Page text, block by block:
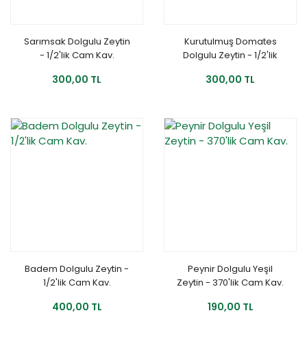
Sarımsak Dolgulu Zeytin
- 1/2'lik Cam Kav.
300,00 TL
Kurutulmuş Domates
Dolgulu Zeytin - 1/2'lik
300,00 TL
Badem Dolgulu Zeytin -
1/2'lik Cam Kav.
400,00 TL
Peynir Dolgulu Yeşil
Zeytin - 370'lik Cam Kav.
190,00 TL